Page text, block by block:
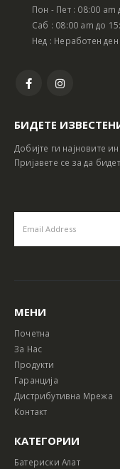
Пон - Пет : 08:00 am
Саб : 08:00 am до
Нед : Неработен ден
БИДЕТЕ
Добијте ги најновите
Пријавете се за да
МЕНИ
Почетна
За Нас
Продукти
Гаранција
Дистрибутивна Мрежа
Контакт
КАТЕГОРИИ
Батериски Алат